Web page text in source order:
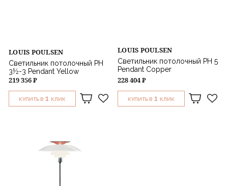
LOUIS POULSEN
Светильник потолочный PH
3½-3 Pendant Yellow
219 356 ₽
КУПИТЬ В 1 КЛИК
LOUIS POULSEN
Светильник потолочный PH 5
Pendant Copper
228 404 ₽
КУПИТЬ В 1 КЛИК